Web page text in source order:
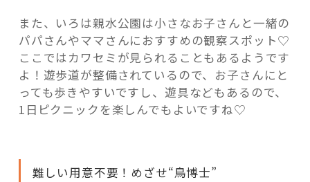
また、いろは親水公園は小さなお子さんと一緒の
パパさんやママさんにおすすめの観察スポット♡
ここではカワセミが見られることもあるようです
よ！遊歩道が整備されているので、お子さんにと
っても歩きやすいですし、遊具などもあるので、
1日ピクニックを楽しんでもよいですね♡
難しい用意不要！めざせ“鳥博士”